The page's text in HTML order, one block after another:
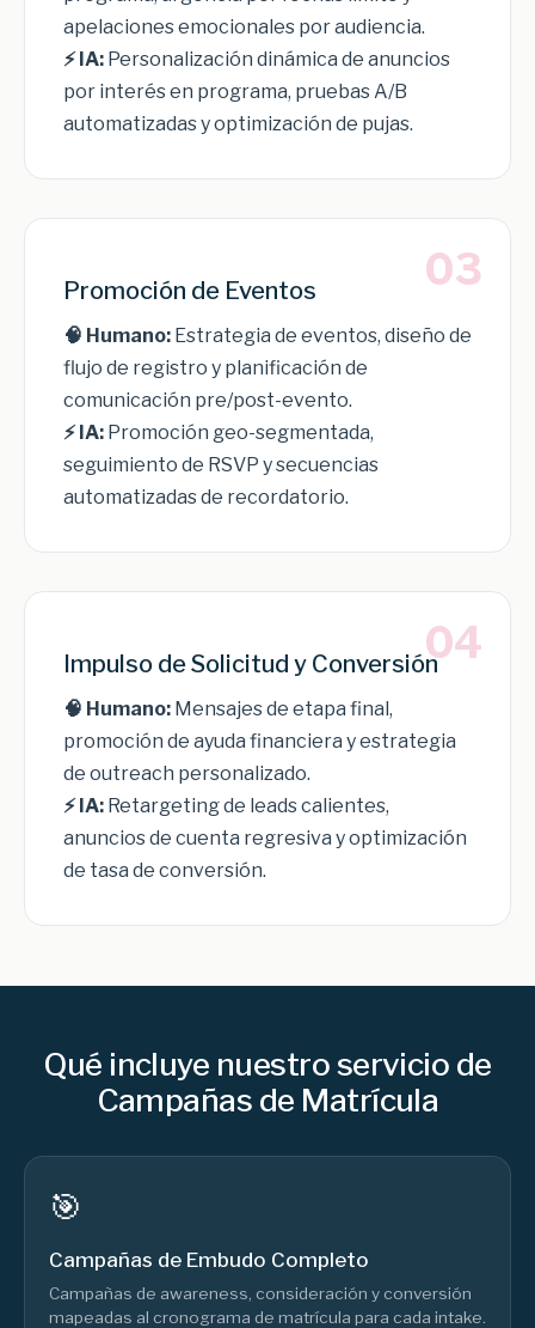
apelaciones emocionales por audiencia.
⚡ IA: Personalización dinámica de anuncios
por interés en programa, pruebas A/B
automatizadas y optimización de pujas.
03
Promoción de Eventos
🧠 Humano: Estrategia de eventos, diseño de
flujo de registro y planificación de
comunicación pre/post-evento.
⚡ IA: Promoción geo-segmentada,
seguimiento de RSVP y secuencias
automatizadas de recordatorio.
04
Impulso de Solicitud y Conversión
🧠 Humano: Mensajes de etapa final,
promoción de ayuda financiera y estrategia
de outreach personalizado.
⚡ IA: Retargeting de leads calientes,
anuncios de cuenta regresiva y optimización
de tasa de conversión.
Qué incluye nuestro servicio de
Campañas de Matrícula
🎯
Campañas de Embudo Completo
Campañas de awareness, consideración y conversión
mapeadas al cronograma de matrícula para cada intake.